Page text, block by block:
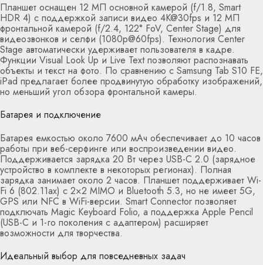
Планшет оснащен 12 МП основной камерой (f/1.8, Smart
HDR 4) с поддержкой записи видео 4K@30fps и 12 МП
фронтальной камерой (f/2.4, 122° FoV, Center Stage) для
видеозвонков и селфи (1080p@60fps). Технология Center
Stage автоматически удерживает пользователя в кадре.
Функции Visual Look Up и Live Text позволяют распознавать
объекты и текст на фото. По сравнению с Samsung Tab S10 FE,
iPad предлагает более продвинутую обработку изображений,
но меньший угол обзора фронтальной камеры.
Батарея и подключение
Батарея емкостью около 7600 мАч обеспечивает до 10 часов
работы при веб-серфинге или воспроизведении видео.
Поддерживается зарядка 20 Вт через USB-C 2.0 (зарядное
устройство в комплекте в некоторых регионах). Полная
зарядка занимает около 2 часов. Планшет поддерживает Wi-
Fi 6 (802.11ax) с 2×2 MIMO и Bluetooth 5.3, но не имеет 5G,
GPS или NFC в WiFi-версии. Smart Connector позволяет
подключать Magic Keyboard Folio, а поддержка Apple Pencil
(USB-C и 1-го поколения с адаптером) расширяет
возможности для творчества.
Идеальный выбор для повседневных задач